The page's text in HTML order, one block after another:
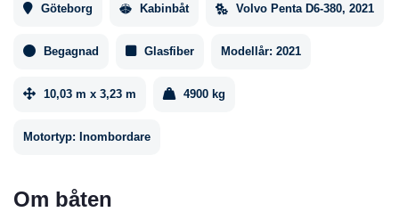
Göteborg Kabinbåt Volvo Penta D6-380, 2021
Begagnad Glasfiber Modellår: 2021
10,03 m x 3,23 m 4900 kg
Motortyp: Inombordare
Om båten